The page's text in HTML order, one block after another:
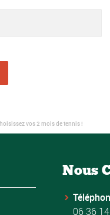
vos 2 mois de tennis !
Nous
06 36